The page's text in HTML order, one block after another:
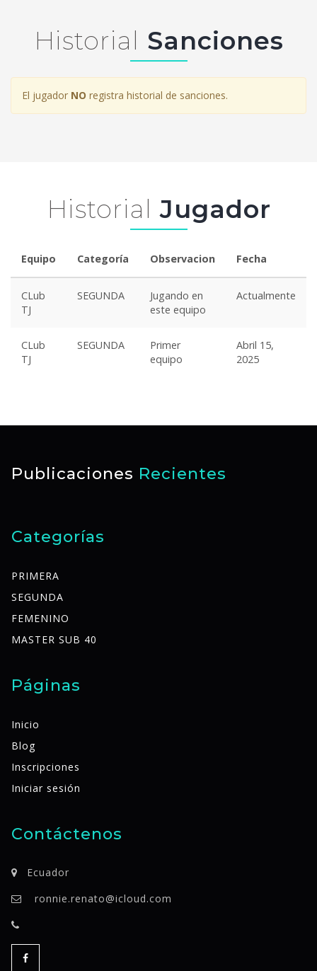
Historial Sanciones
El jugador NO registra historial de sanciones.
Historial Jugador
Equipo Categoría Observacion Fecha
CLub
TJ
SEGUNDA
Jugando en
este equipo
Actualmente
CLub
TJ
SEGUNDA
Primer
equipo
Abril 15,
2025
Publicaciones Recientes
Categorías
PRIMERA
SEGUNDA
FEMENINO
MASTER SUB 40
Páginas
Inicio
Blog
Inscripciones
Iniciar sesión
Contáctenos
Ecuador
ronnie.renato@icloud.com